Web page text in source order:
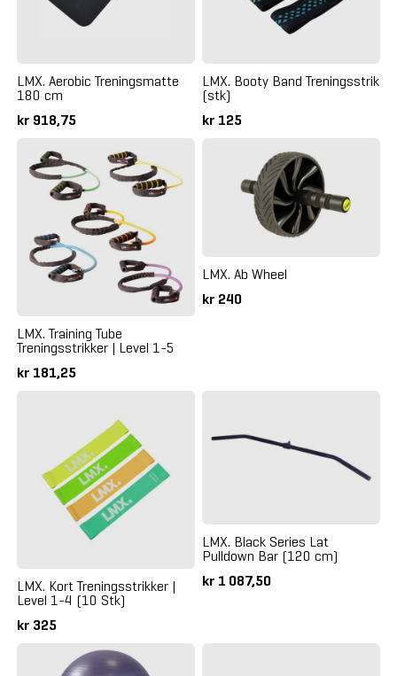
LMX. Aerobic Treningsmatte
180 cm
kr 918,75
LMX. Booty Band Treningsstrik
(stk)
kr 125
LMX. Training Tube
Treningsstrikker | Level 1-5
kr 181,25
LMX. Ab Wheel
kr 240
LMX. Kort Treningsstrikker |
Level 1-4 (10 Stk)
kr 325
LMX. Black Series Lat
Pulldown Bar (120 cm)
kr 1 087,50